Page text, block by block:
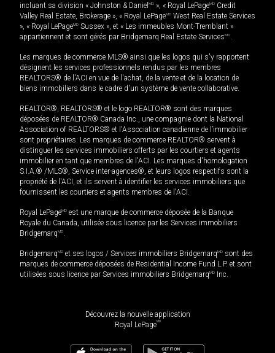
incluant sa division « Johnston & Daniel MD », « Royal LePageMD Credit
Valley Real Estate, Brokerage », « Royal LePageMD West Real Estate Services
», « Royal LePageMD Sussex », et « Les immeubles Mont-Tremblant »
appartiennent et sont gérés par Bridgemarq Real Estate ServicesMD
Les marques de commerce MLS® ainsi que les logos qui s'y rapportent
désignent les services professionnels rendus par les membres
REALTORS® de l'ACI en vue de l'achat, de la vente et de la location de
biens immobiliers dans le cadre d'un système de vente collaborative.
REALTOR®, REALTORS® et le logo REALTOR® sont des marques
déposées de REALTOR® Canada Inc., une compagnie dont la National
Association of REALTORS® et l'Association canadienne de l’immobilier
sont propriétaires. Les marques de commerce REALTOR® servent à
distinguer les services immobiliers offerts par les courtiers et agents
immobilier en tant que membres de l'ACI. Les marques d'homologation
S.I.A.® /MLS®, Service inter-agences®, et leurs logos respectifs sont la
propriété de l'ACI, et ils servent à identifier les services immobiliers que
fournissent les courtiers et agents membres de l'ACI.
Royal LePageMD est une marque de commerce déposée de la Banque
Royale du Canada, utilisée sous licence par les Services immobiliers
BridgemarqMD
BridgemarqMD et ses logos / Services immobiliers BridgemarqMD sont des
marques de commerce déposées de Residential Income Fund L.P. et sont
utilisées sous licence par Services immobiliers BridgemarqMD Inc.
Découvrez la nouvelle application
Royal LePageMD